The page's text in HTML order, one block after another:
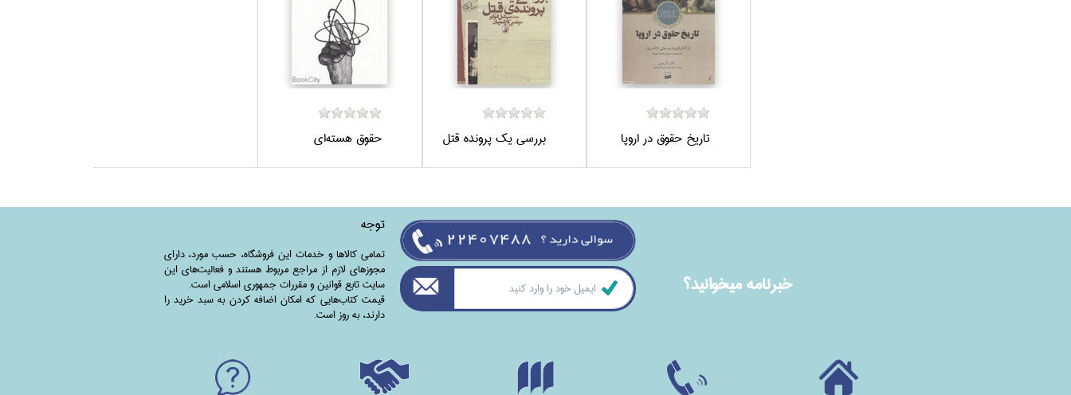
تاريخ حقوق در اروپا بررسي يك پرونده قتل حقوق هسته‌اي
خبرنامه ميخوانيد؟
توجه
تمامی‌ کالاها و خدمات این فروشگاه، حسب مورد،‌ دارای
مجوزهای لازم از مراجع مربوط هستند ‌و‌‌ فعالیت‌های این
سایت تابع قوانین و مقررات جمهوری اسلامی است.
قیمت کتاب‌هایی که امکان اضافه کردن به سبد خرید را
دارند،‌ به روز است.